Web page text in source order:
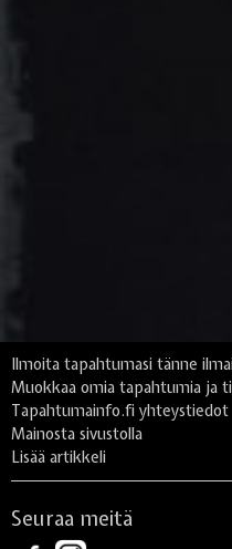
Ilmoita tapahtumasi tänne
Muokkaa omia tapahtumia ja
Tapahtumainfo.fi yhteystiedot
Mainosta sivustolla
Lisää artikkeli
Seuraa meitä